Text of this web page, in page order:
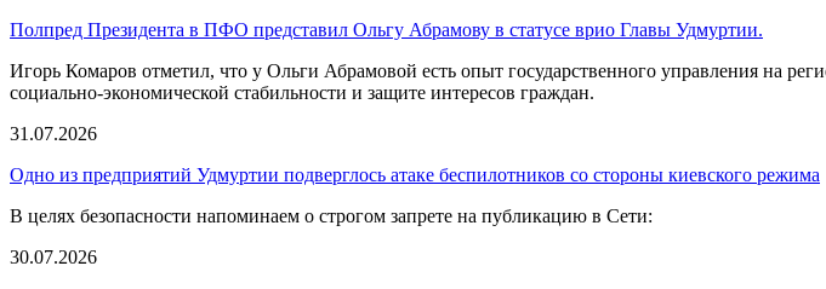
Полпред Президента в ПФО представил Ольгу Абрамову в статусе врио Главы Удмуртии.
Игорь Комаров отметил, что у Ольги Абрамовой есть опыт государственного управления на
социально-экономической стабильности и защите интересов граждан.
31.07.2026
Одно из предприятий Удмуртии подверглось атаке беспилотников со стороны киевского режима
В целях безопасности напоминаем о строгом запрете на публикацию в Сети:
30.07.2026